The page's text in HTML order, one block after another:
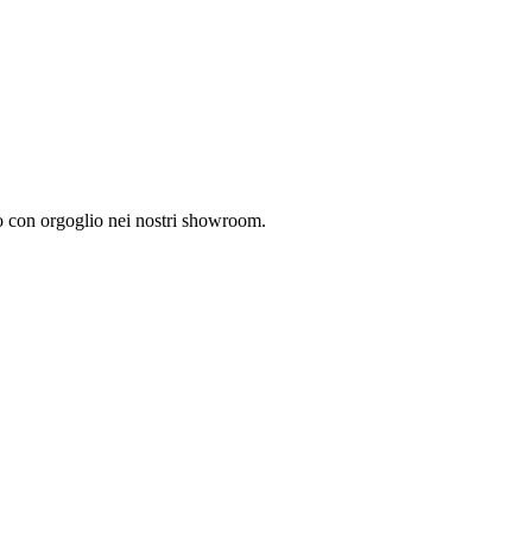
con orgoglio nei nostri showroom.